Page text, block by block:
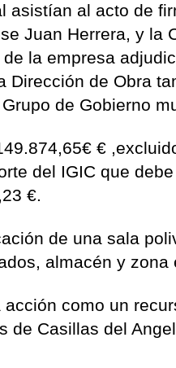
asistían al acto de
Juan Herrera, y la
la empresa
Dirección de Obra
de Gobierno
€
del IGIC que
€.
de una sala
almacén y zona
como un
de Casillas del